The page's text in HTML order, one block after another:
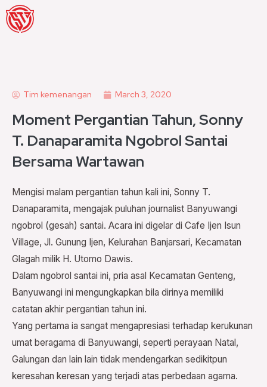
Skip
to
Tim kemenangan March 3, 2020
Moment Pergantian Tahun, Sonny
T. Danaparamita Ngobrol Santai
Bersama Wartawan
Mengisi malam pergantian tahun kali ini, Sonny T.
Danaparamita, mengajak puluhan journalist Banyuwangi
ngobrol (gesah) santai. Acara ini digelar di Cafe Ijen Isun
Village, Jl. Gunung Ijen, Kelurahan Banjarsari, Kecamatan
Glagah milik H. Utomo Dawis.
Dalam ngobrol santai ini, pria asal Kecamatan Genteng,
Banyuwangi ini mengungkapkan bila dirinya memiliki
catatan akhir pergantian tahun ini.
Yang pertama ia sangat mengapresiasi terhadap kerukunan
umat beragama di Banyuwangi, seperti perayaan Natal,
Galungan dan lain lain tidak mendengarkan sedikitpun
keresahan keresan yang terjadi atas perbedaan agama.